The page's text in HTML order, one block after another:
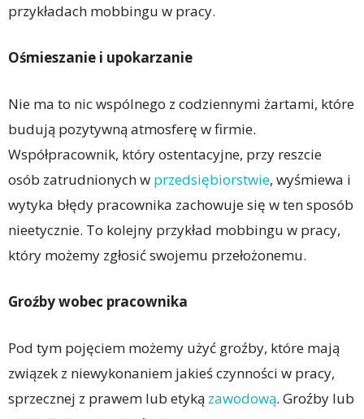
przykładach mobbingu w pracy.
Ośmieszanie i upokarzanie
Nie ma to nic wspólnego z codziennymi żartami, które
budują pozytywną atmosferę w firmie.
Współpracownik, który ostentacyjne, przy reszcie
osób zatrudnionych w przedsiębiorstwie, wyśmiewa i
wytyka błędy pracownika zachowuje się w ten sposób
nieetycznie. To kolejny przykład mobbingu w pracy,
który możemy zgłosić swojemu przełożonemu.
Groźby wobec pracownika
Pod tym pojęciem możemy użyć groźby, które mają
związek z niewykonaniem jakieś czynności w pracy,
sprzecznej z prawem lub etyką zawodową. Groźby lub